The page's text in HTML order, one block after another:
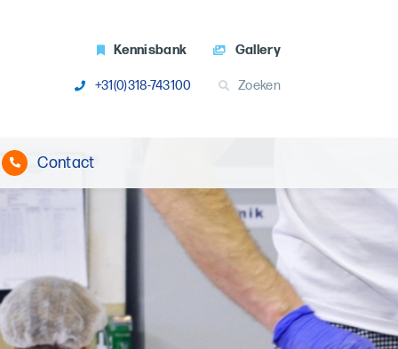
Kennisbank Gallery
+31(0)318-743100 Zoeken
Contact